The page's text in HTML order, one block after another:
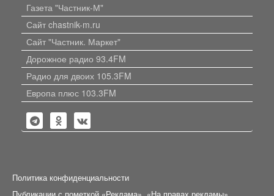
Газета "Частник-М"
Сайт chastnik-m.ru
Сайт "Частник. Маркет"
Дорожное радио 93.4FM
Радио для двоих 105.3FM
Европа плюс 103.3FM
Политика конфиденциальности